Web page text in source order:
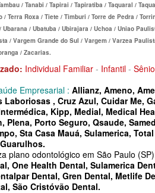
SAÚDE EMPRESARIAL
PLANO DE SAÚDE
PLANO DE SAÚDE
EMPRESARIAL
GUARULHOS
/ Tanabi / Tapirai / Tapiratiba / Taquaral /
/ Terra Roxa / Tiete / Timburi / Torre de Pedra /
/ Ubatuba / Ubirajara / Uchoa / Uniao
/ Vargem Grande do Sul / Vargem / Varzea
/ Zacarias.
Individual Familiar - Infantil -
Empresarial : Allianz, Ameno,
Laboriosas , Cruz Azul, Cuidar Me,
Kipp, Medial, Medical
Plena, Porto Seguro, Qsaude,
Sta Casa Mauá, Sulamerica,
plano odontológico em São Paulo
, One Health Dental, Sulamerica
Dental, Gren Dental, Metlife
, São Cristóvão Dental.